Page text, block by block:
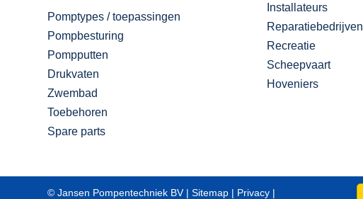
Pomptypes / toepassingen
Pompbesturing
Pompputten
Drukvaten
Zwembad
Toebehoren
Spare parts
Installateurs
Reparatiebedrijven
Recreatie
Scheepvaart
Hoveniers
© Jansen Pompentechniek BV | Sitemap | Privacy |